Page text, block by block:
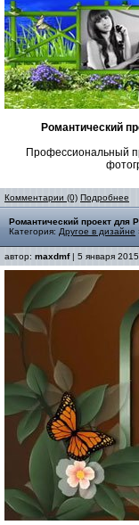
Романтический
Профессиональный
Комментарии (0) Подробнее
Романтический проект для
Категория: Другое в дизайне
автор: maxdmf| 5 января